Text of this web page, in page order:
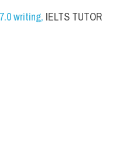
writing, IELTS TUTOR